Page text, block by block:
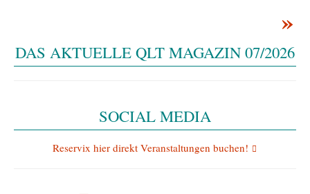
»
DAS AKTUELLE QLT MAGAZIN 07/2026
SOCIAL MEDIA
Reservix hier direkt Veranstaltungen buchen!